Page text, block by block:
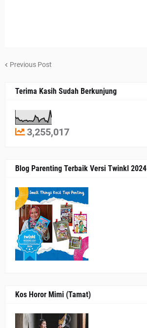
Previous Post
Terima Kasih Sudah Berkunjung
3,255,017
Blog Parenting Terbaik Versi Twinkl 2024
Kos Horor Mimi (Tamat)